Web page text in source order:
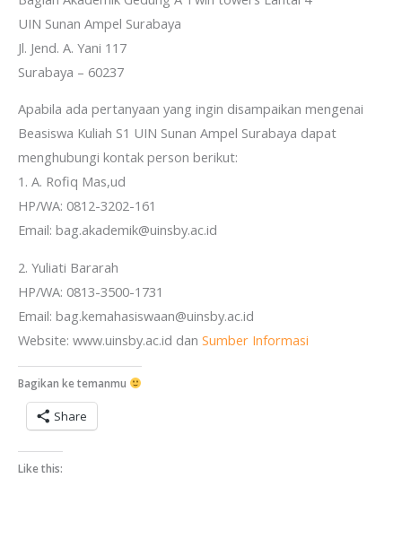
UIN Sunan Ampel Surabaya
Jl. Jend. A. Yani 117
Surabaya – 60237
Apabila ada pertanyaan yang ingin disampaikan mengenai
Beasiswa Kuliah S1 UIN Sunan Ampel Surabaya dapat
menghubungi kontak person berikut:
1. A. Rofiq Mas,ud
HP/WA: 0812-3202-161
Email: bag.akademik@uinsby.ac.id
2. Yuliati Bararah
HP/WA: 0813-3500-1731
Email: bag.kemahasiswaan@uinsby.ac.id
Website: www.uinsby.ac.id dan Sumber Informasi
Bagikan ke temanmu
Share
Like this: